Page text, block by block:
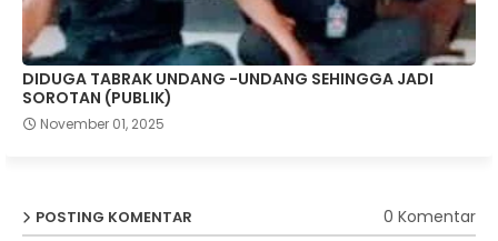
DIDUGA TABRAK UNDANG -UNDANG SEHINGGA JADI
SOROTAN (PUBLIK)
November 01, 2025
POSTING KOMENTAR 0 Komentar